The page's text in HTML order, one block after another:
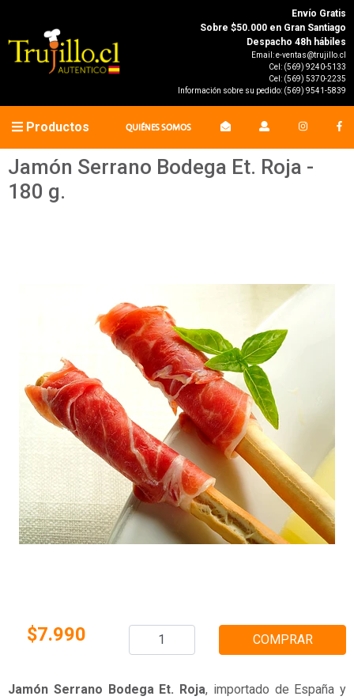
Envío Gratis
Sobre $50.000 en Gran Santiago
Despacho 48h hábiles
Email:e-ventas@trujillo.cl
Cel: (569) 9240-5133
Cel: (569) 5370-2235
Información sobre su pedido: (569) 9541-5839
Productos QUIÉNES SOMOS
Jamón Serrano Bodega Et. Roja -
180 g.
$7.990 COMPRAR
Jamón Serrano Bodega Et. Roja, importado de España y